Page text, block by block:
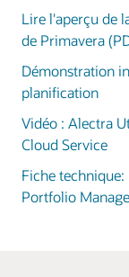
Lire l'aperçu de
de Primavera
Démonstration
planification
Vidéo : Alectra
Cloud Service
Fiche
Portfolio